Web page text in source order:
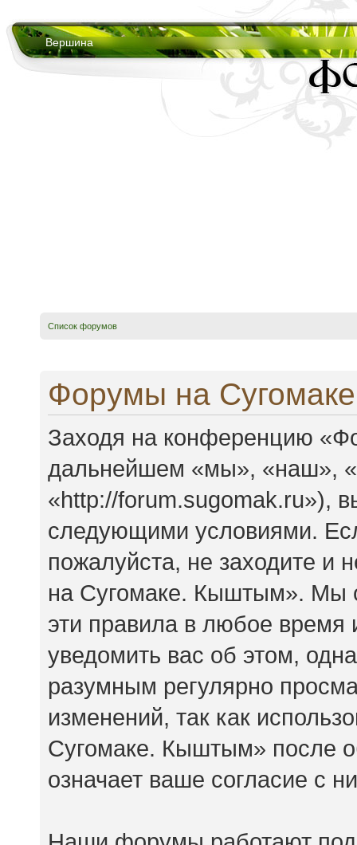
Вершина
Список форумов
Форумы на
Заходя на конференцию
дальнейшем «мы», «наш»,
«http://forum.sugomak.ru»),
следующими условиями.
пожалуйста, не заходите
на Сугомаке. Кыштым». Мы
эти правила в любое
уведомить вас об этом,
разумным регулярно
изменений, так как
Сугомаке. Кыштым» после
означает ваше согласие с